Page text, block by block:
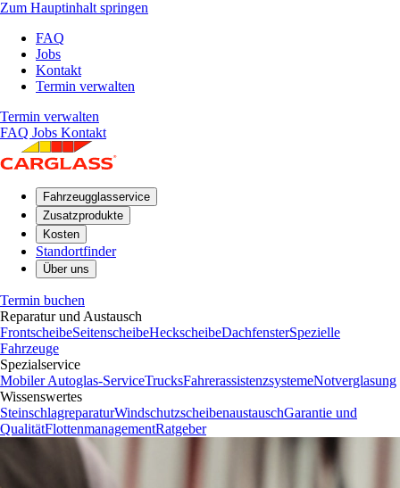
Zum Hauptinhalt springen
FAQ
Jobs
Kontakt
Termin verwalten
Termin verwalten
FAQ Jobs Kontakt
Fahrzeugglasservice
Zusatzprodukte
Kosten
Standortfinder
Über uns
Termin buchen
Reparatur und Austausch
FrontscheibeSeitenscheibeHeckscheibeDachfensterSpezielle
Fahrzeuge
Spezialservice
Mobiler Autoglas-ServiceTrucksFahrerassistenzsystemeNotverglasung
Wissenswertes
SteinschlagreparaturWindschutzscheibenaustauschGarantie und
QualitätFlottenmanagementRatgeber